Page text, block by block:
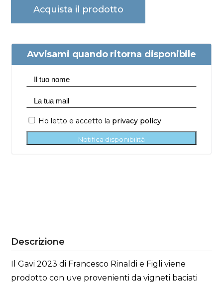
Acquista il prodotto
Avvisami quando ritorna disponibile
Ho letto e accetto la privacy policy
Notifica disponibilità
Descrizione
Il Gavi 2023 di Francesco Rinaldi e Figli viene
prodotto con uve provenienti da vigneti baciati